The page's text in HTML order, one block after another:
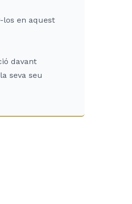
los en aquest
davant
seva seu